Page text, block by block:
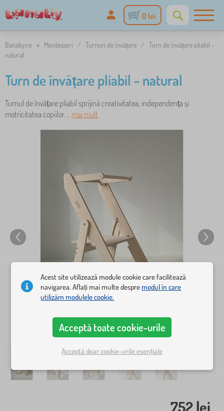
0 lei
Banaby.ro » Montessori / Turnuri de învățare / Turn de învățare pliabil -
natural
Turn de învățare pliabil - natural
Turnul de învățare pliabil sprijină creativitatea, independența și
motricitatea copiilor. .. mai mult
752 lei
Acest site utilizează module cookie care facilitează
navigarea. Aflați mai multe despremodul în care
utilizăm modulele cookie.
Acceptă toate cookie-urile
Acceptă doar cookie-urile esențiale